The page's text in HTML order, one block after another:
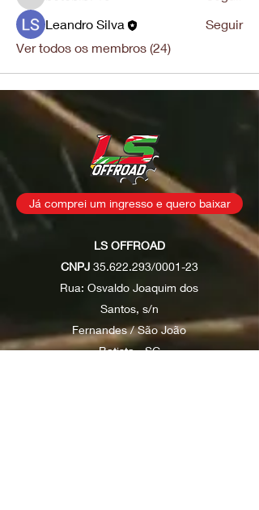
Leandro Silva
Seguir
Ver todos os membros (24)
Já comprei um ingresso e quero baixar
LS OFFROAD
CNPJ 35.622.293/0001-23
Rua: Osvaldo Joaquim dos
Santos, s/n
Fernandes / São João
Batista - SC